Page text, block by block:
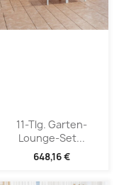
11-Tlg. Garten-
Lounge-Set...
648,16 €